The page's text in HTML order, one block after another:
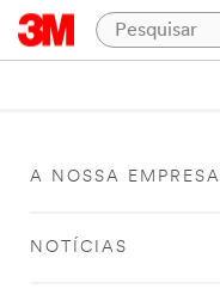
A NOSSA EMPRESA
NOTÍCIAS